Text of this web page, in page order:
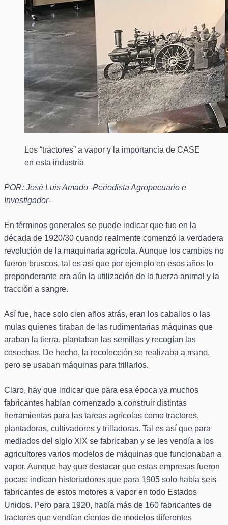
Los “tractores” a vapor y la importancia de CASE
en esta industria
POR: José Luis Amado -Periodista Agropecuario e
Investigador-
En términos generales se puede indicar que fue en la
década de 1920/30 cuando realmente comenzó la verdadera
revolución de la maquinaria agrícola. Aunque los cambios no
fueron bruscos, tal es así que por ejemplo en esos años lo
preponderante era aún la utilización de la fuerza animal y la
tracción a sangre.
Así fue, hace solo cien años atrás, eran los caballos o las
mulas quienes tiraban de las rudimentarias máquinas que
araban la tierra, plantaban las semillas y recogían las
cosechas. De hecho, la recolección se realizaba a mano,
pero se usaban máquinas para trillarlos.
Claro, hay que indicar que para esa época ya muchos
fabricantes habían comenzado a construir distintas
herramientas para las tareas agrícolas como tractores,
plantadoras, cultivadores y trilladoras. Tal es así que para
mediados del siglo XIX se fabricaban y se les vendía a los
agricultores varios modelos de máquinas que funcionaban a
vapor. Aunque hay que destacar que estas empresas fueron
pocas; indican historiadores que para 1905 solo había seis
fabricantes de estos motores a vapor en todo Estados
Unidos. Pero para 1920, había más de 160 fabricantes de
tractores que vendían cientos de modelos diferentes